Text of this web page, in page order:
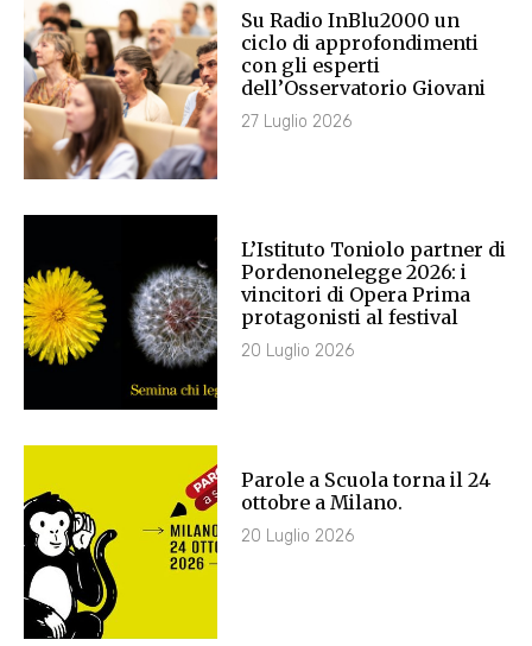
Su Radio InBlu2000 un
ciclo di approfondimenti
con gli esperti
dell’Osservatorio Giovani
27 Luglio 2026
L’Istituto Toniolo partner di
Pordenonelegge 2026: i
vincitori di Opera Prima
protagonisti al festival
20 Luglio 2026
Parole a Scuola torna il 24
ottobre a Milano.
20 Luglio 2026